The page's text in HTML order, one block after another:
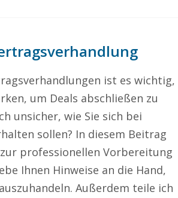
ist es wichtig,
um Deals abschließen zu
unsicher, wie Sie sich bei
sollen? In diesem Beitrag
professionellen Vorbereitung
Ihnen Hinweise an die Hand,
Außerdem teile ich